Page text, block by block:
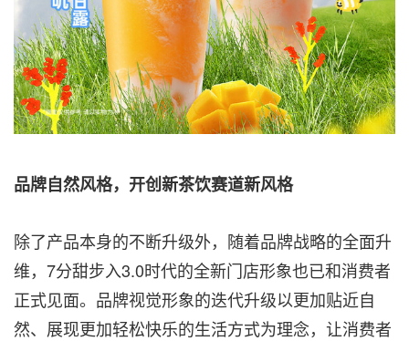
品牌自然风格，开创新茶饮赛道新风格
除了产品本身的不断升级外，随着品牌战略的全面升
维，7分甜步入3.0时代的全新门店形象也已和消费者
正式见面。品牌视觉形象的迭代升级以更加贴近自
然、展现更加轻松快乐的生活方式为理念，让消费者